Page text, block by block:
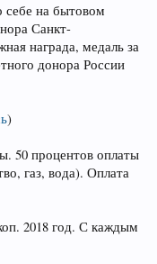
на бытовом
Санкт-
награда, медаль за
донора России
)
50 процентов оплаты
газ, вода). Оплата
2018 год. С каждым